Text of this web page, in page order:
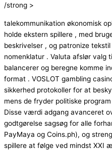
/strong >
talekommunikation økonomisk
holde ekstern spillere , med
beskrivelser , og patronize
nomenklatur . Valuta afslør valg
balancerer og beregne komme
format . VOSLOT gambling
sikkerhed protokoller for at
mens de fryder politiske
Disse værdi adgang avanceret
godtgørelse sagsøg for alle
PayMaya og Coins.ph), og
spillere at følge ved mindst XXI